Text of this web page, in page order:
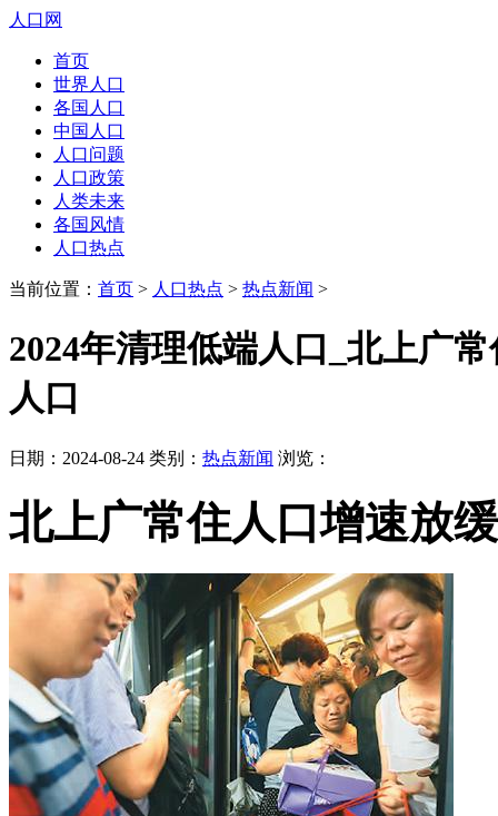
人口网
首页
世界人口
各国人口
中国人口
人口问题
人口政策
人类未来
各国风情
人口热点
当前位置： 首页 > 人口热点 > 热点新闻 >
2024年清理低端人口_北上广
人口
日期：2024-08-24 类别： 热点新闻 浏览：
北上广常住人口增速放